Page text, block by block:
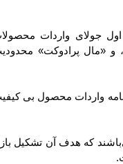
جولای واردات محصولات
«مال پرادوکت» محدودیت
واردات محصول بی کیفیت
که هدف آن تشکیل بازار